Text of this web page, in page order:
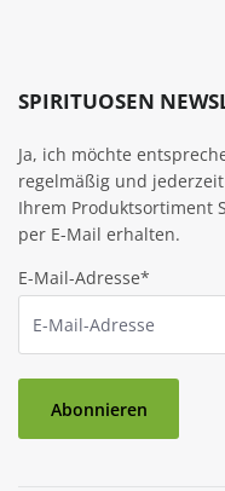
SPIRITUOSEN
Ja, ich möchte
regelmäßig und
Ihrem Produktsortiment
per E-Mail erhalten.
E-Mail-Adresse*
Abonnieren